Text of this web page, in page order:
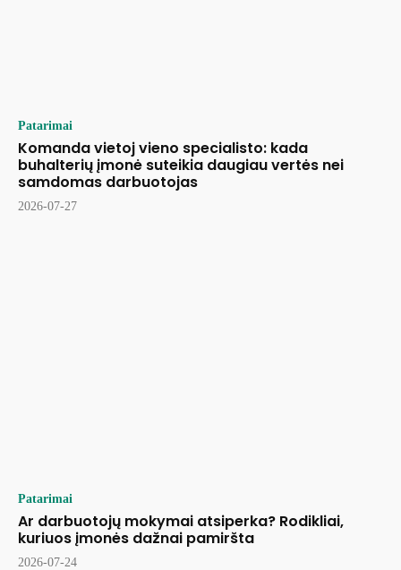
Patarimai
Komanda vietoj vieno specialisto: kada
buhalterių įmonė suteikia daugiau vertės nei
samdomas darbuotojas
2026-07-27
Patarimai
Ar darbuotojų mokymai atsiperka? Rodikliai,
kuriuos įmonės dažnai pamiršta
2026-07-24